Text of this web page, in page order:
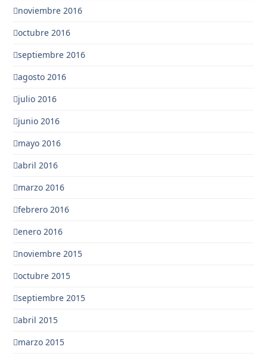
noviembre 2016
octubre 2016
septiembre 2016
agosto 2016
julio 2016
junio 2016
mayo 2016
abril 2016
marzo 2016
febrero 2016
enero 2016
noviembre 2015
octubre 2015
septiembre 2015
abril 2015
marzo 2015